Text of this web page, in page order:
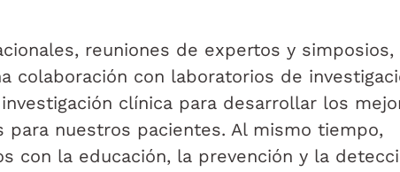
reuniones de expertos y simposios,
colaboración con laboratorios de
clínica para desarrollar los
para nuestros pacientes. Al mismo tiempo,
con la educación, la prevención y la